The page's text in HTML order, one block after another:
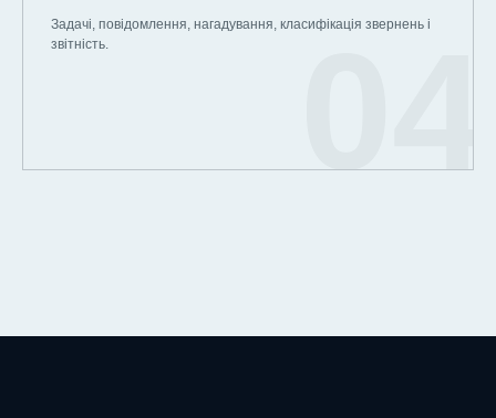
Задачі, повідомлення, нагадування, класифікація звернень і
звітність.